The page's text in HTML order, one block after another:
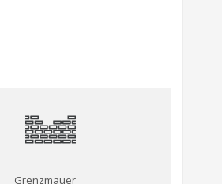
Grenzmauer